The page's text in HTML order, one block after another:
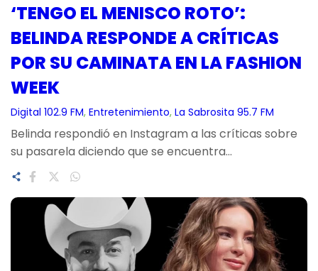
‘TENGO EL MENISCO ROTO’:
BELINDA RESPONDE A CRÍTICAS
POR SU CAMINATA EN LA FASHION
WEEK
Digital 102.9 FM, Entretenimiento, La Sabrosita 95.7 FM
Belinda respondió en Instagram a las críticas sobre
su pasarela diciendo que se encuentra…